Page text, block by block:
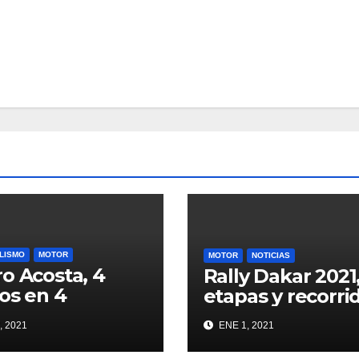
MOTOR
Acosta, 4
en 4
2021
MOTOR NOTICIAS
Rally Dakar
etapas y
ENE 1, 2021